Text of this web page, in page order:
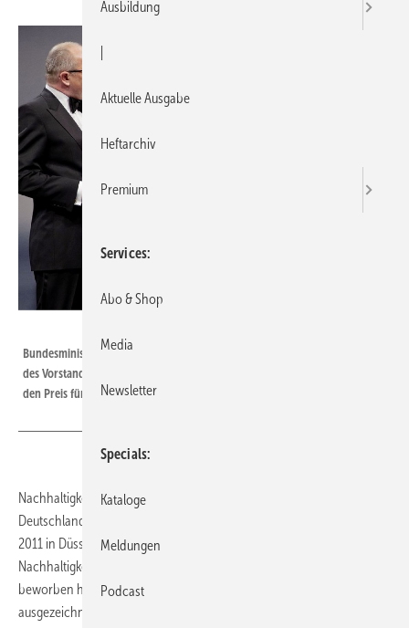
Bundesministerin Ilse Aigner und Stefan Schulze-Hausmann, Vorsitzender
des Vorstands der Stiftung Deutscher Nachhaltigkeitspreis (l.), überreichten
den Preis für Deutschlands nachhaltigste Marke an Dr. Martin Viessmann.
Nachhaltigkeit ist Wirtschaftsmotor und Standortvorteil für
Deutschland, so lautet das Fazit des Deutschen Nachhaltigkeitstages
2011 in Düsseldorf. In festlichem Rahmen wurde hier der Deutsche
Nachhaltigkeitspreis vergeben, um den sich 700 Unternehmen
beworben hatten. Als nachhaltigste Marke wurde Viessmann
ausgezeichnet.
Ausbildung
Aktuelle Ausgabe
Heftarchiv
Premium
Services
Abo & Shop
Media
Newsletter
Specials
Kataloge
Meldungen
Podcast